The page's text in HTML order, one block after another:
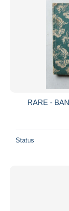
RARE -
Status